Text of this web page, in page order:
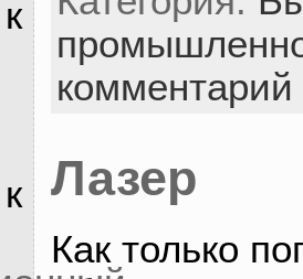
комментарий
Лазер
Как только